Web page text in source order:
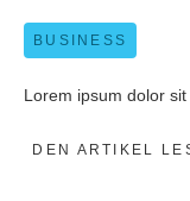
BUSINESS
Lorem ipsum dolor
DEN ARTIKEL